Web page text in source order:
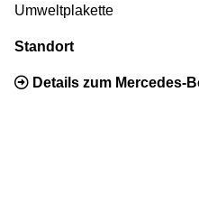
Umweltplakette
Standort
Details zum Mercedes-